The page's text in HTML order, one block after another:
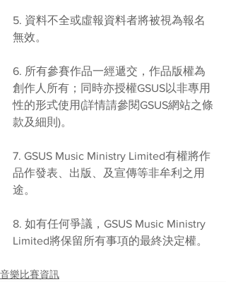
5. 資料不全或虛報資料者將被視為報名
無效。
6. 所有參賽作品一經遞交，作品版權為
創作人所有；同時亦授權GSUS以非專用
性的形式使用(詳情請參閱GSUS網站之條
款及細則)。
7. GSUS Music Ministry Limited有權將作
品作發表、出版、及宣傳等非牟利之用
途。
8. 如有任何爭議，GSUS Music Ministry
Limited將保留所有事項的最終決定權。
音樂比賽資訊